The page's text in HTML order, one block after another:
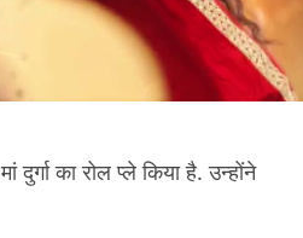
का रोल प्ले किया है. उन्होंने